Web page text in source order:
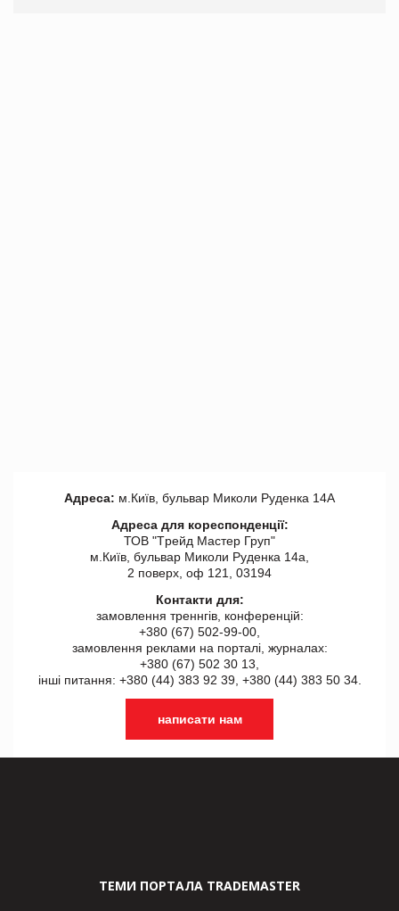
Адреса: м.Київ, бульвар Миколи Руденка 14А
Адреса для кореспонденції:
ТОВ "Tрейд Мастер Груп"
м.Київ, бульвар Миколи Руденка 14а,
2 поверх, оф 121, 03194
Контакти для:
замовлення треннгів, конференцій:
+380 (67) 502-99-00,
замовлення реклами на порталі, журналах:
+380 (67) 502 30 13,
інші питання: +380 (44) 383 92 39, +380 (44) 383 50 34.
написати нам
ТЕМИ ПОРТАЛА TRADEMASTER